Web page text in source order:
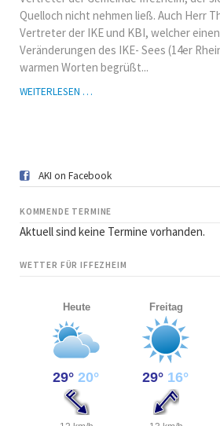
Quelloch nicht nehmen ließ. Auch Herr
Vertreter der IKE und KBI, welcher
Veränderungen des IKE- Sees (14er
warmen Worten begrüßt...
WEITERLESEN …GENERALVERSAMMLUNG
AKI on Facebook
KOMMENDE TERMINE
Aktuell sind keine Termine vorhanden.
WETTER FÜR IFFEZHEIM